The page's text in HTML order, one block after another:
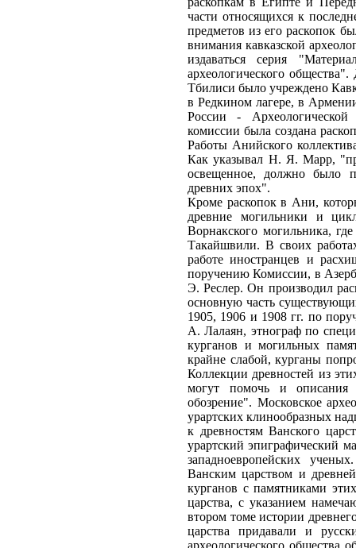
части относящихся к
предметов из его раскопок
внимания кавказской
издаваться серия
археологического
Тбилиси было учреждено
в Редкином лагере, в
России - Археологической
комиссии была создана
Работы Анийского
Как указывал Н. Я. Марр,
освещенное, должно было
древних эпох".
Кроме раскопок в Ани, которые продолжались ряд лет (1892, 1893, 1904-1917), Н. Я. Марр обследовал древние могильники и циклопические крепости на горе Арагац и произвел большие раскопки Ворнакского могильника, где в 1871 г. начал свои работы А. Д. Ерицов, а в 1894 г. продолжал Е. С. Такайшвили. В своих работах в Закавказье Археологическая комиссия стремилась воспрепятствовать работе иностранцев и расхищению древностей и стала опираться на местных работников. Так, по поручению Комиссии, в Азербайджане производил раскопки преподаватель реального училища в Шуше Э. Реслер. Он производил раскопки во многих местах Азербайджана, и материалы его работ составили основную часть существующих собраний закавказских древностей Эрмитажа и Исторического музея. В 1905, 1906 и 1908 гг. по поручению Кавказского отделения Московского археологического общества Е. А. Лалаян, этнограф по специальности, раскопал на побережье оз. Севан, в Армении, громадное число курганов и могильных памятников (516 погребений). Техническая сторона раскопок Лалаяна была крайне слабой, курганы попросту разрывались, и из них, без всякой фиксации, вынимались предметы. Коллекции древностей из этих раскопок находятся в безнадежно хаотическом состоянии, их разбору не могут помочь и описания раскопок, опубликованные в армянском журнале "Этнографическое обозрение". Московское археологическое общество много внимания уделяло также сбору и обработке урартских клинообразных надписей", ставших известными еще в 1862 г. После работ М. В. Никольского, к древностям Ванского царства стали проявлять живой интерес в России и за границей. Не только урартский эпиграфический материал, но и археологические памятники Закавказья вошли в темы работ западноевропейских ученых. Археологи, изучавшие древности южной России, заинтересовались Ванским царством и древнейшим Закавказьем по связи некоторых предметов из раскопок скифских курганов с памятниками этих культур, особенно с Закавказьем. Обстоятельный очерк древневанского царства, с указанием намечающихся связей с южнорусским материалом, был дан Б. А. Тураевым во втором томе истории древнего Востока, изданном в 1914 г. Большое значение изучению древневанского царства придавали и русские востоковеды. В апреле 1914 г. в Восточном отделении Русского археологического общества обсуждался вопрос об исследованиях в области урартской культуры. Н. Я. Марр настаивал на необходимости исследований в Ване особенно ввиду того, что древности Вана имеют важное значение для изучения древностей, находимых в разных местах в пределах России. Был поставлен вопрос об организации раскопок на Топрах-кале, в связи с чем Б. А. Тураев составил записку о древностях Вана и сопредельных областей. Осуществить раскопки в Ване Н. Я. Марру и И. А. Орбели удалось только в 1916 г., уже во время первой мировой войны. Начальный период